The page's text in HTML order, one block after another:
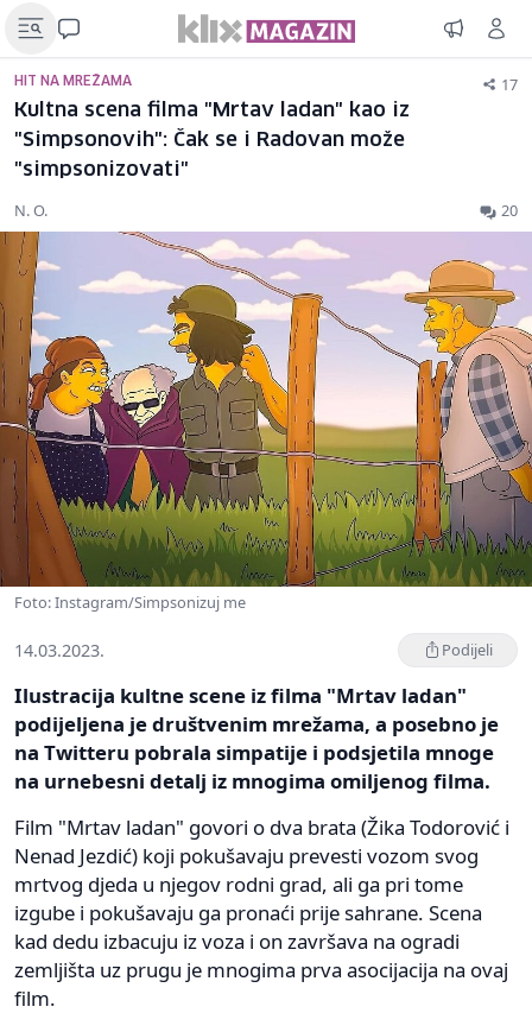
HIT NA MREŽAMA 17
Kultna scena filma "Mrtav ladan" kao iz
"Simpsonovih": Čak se i Radovan može
"simpsonizovati"
N. O. 20
Foto: Instagram/Simpsonizuj me
14.03.2023. Podijeli
Ilustracija kultne scene iz filma "Mrtav ladan"
podijeljena je društvenim mrežama, a posebno je
na Twitteru pobrala simpatije i podsjetila mnoge
na urnebesni detalj iz mnogima omiljenog filma.
Film "Mrtav ladan" govori o dva brata (Žika Todorović i
Nenad Jezdić) koji pokušavaju prevesti vozom svog
mrtvog djeda u njegov rodni grad, ali ga pri tome
izgube i pokušavaju ga pronaći prije sahrane. Scena
kad dedu izbacuju iz voza i on završava na ogradi
zemljišta uz prugu je mnogima prva asocijacija na ovaj
film.